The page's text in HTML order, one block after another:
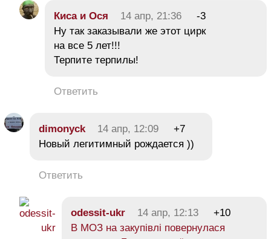
Киса и Ося 14 апр, 21:36
-3
Ну так заказывали же этот цирк
на все 5 лет!!!
Терпите терпилы!
Ответить
dimonyck 14 апр, 12:09
+7
Новый легитимный рождается ))
Ответить
odessit-ukr 14 апр, 12:13
+10
В МОЗ на закупівлі повернулася